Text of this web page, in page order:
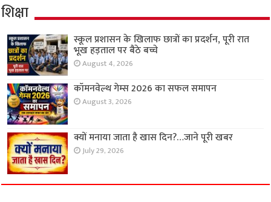
शिक्षा
स्कूल प्रशासन के खिलाफ छात्रों का प्रदर्शन, पूरी रात
भूख हड़ताल पर बैठे बच्चे
August 4, 2026
कॉमनवेल्थ गेम्स 2026 का सफल समापन
August 3, 2026
क्यों मनाया जाता है खास दिन?…जाने पूरी खबर
July 29, 2026